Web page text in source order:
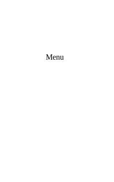
Menu